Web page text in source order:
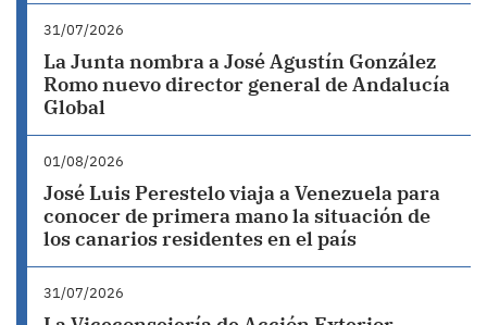
31/07/2026
La Junta nombra a José Agustín González
Romo nuevo director general de Andalucía
Global
01/08/2026
José Luis Perestelo viaja a Venezuela para
conocer de primera mano la situación de
los canarios residentes en el país
31/07/2026